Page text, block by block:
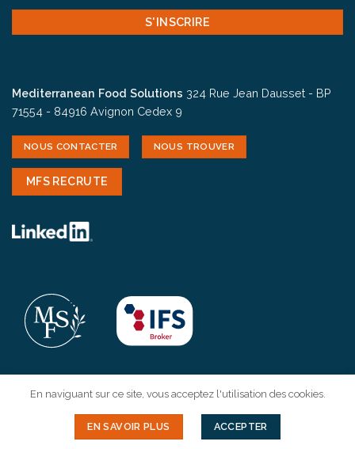
CAPTCHA
Mediterranean Food Solutions 324 Rue Jean Dausset - BP
71554 - 84916 Avignon Cedex 9
NOUS CONTACTER NOUS TROUVER
MFS RECRUTE
Copyright 2026 ©MFS-Mentions légales- Credits:wttsdesign.com
En naviguant sur ce site, vous acceptez l'utilisation des cookies.
EN SAVOIR PLUS ACCEPTER